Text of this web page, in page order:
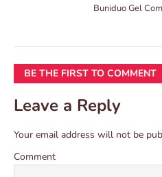
Buniduo Gel
BE THE FIRST TO COMMENT
Leave a Reply
Your email address will not be
Comment